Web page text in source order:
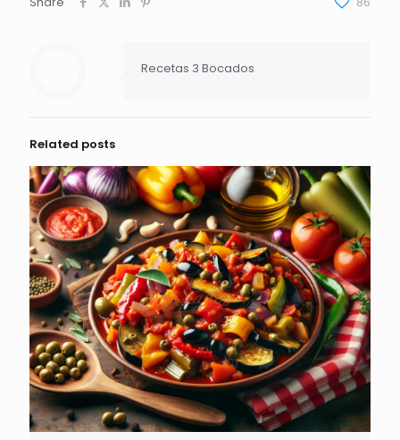
Recetas 3 Bocados
Related posts